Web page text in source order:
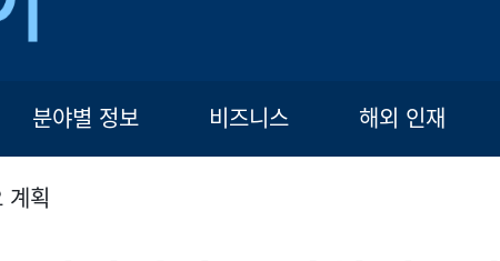
분야별 정보 비즈니스 해외 인재
계획